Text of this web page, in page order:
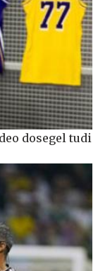
dosegel tudi